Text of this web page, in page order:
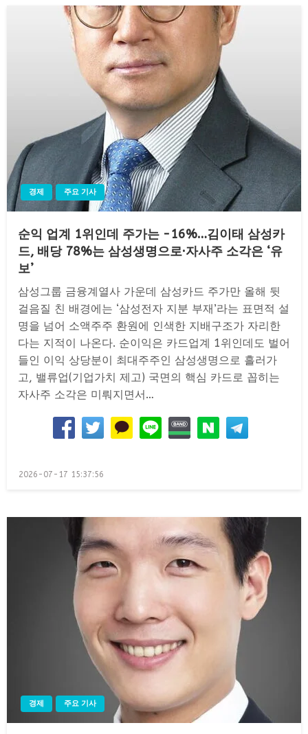
경제 주요 기사
순익 업계 1위인데 주가는 −16%…김이태 삼성카
드, 배당 78%는 삼성생명으로·자사주 소각은 ‘유
보’
삼성그룹 금융계열사 가운데 삼성카드 주가만 올해 뒷
걸음질 친 배경에는 ‘삼성전자 지분 부재’라는 표면적 설
명을 넘어 소액주주 환원에 인색한 지배구조가 자리한
다는 지적이 나온다. 순이익은 카드업계 1위인데도 벌어
들인 이익 상당분이 최대주주인 삼성생명으로 흘러가
고, 밸류업(기업가치 제고) 국면의 핵심 카드로 꼽히는
자사주 소각은 미뤄지면서…
Posted
2026-07-17 15:37:56
경제 주요 기사